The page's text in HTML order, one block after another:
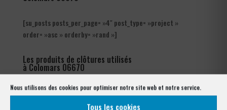
Nous utilisons des cookies pour optimiser notre site web et notre service.
Tous les cookies
[su_posts posts_per_page= »4″ post_type= »project »
order= »asc » orderby= »rand »]
Les produits de clôtures utilisés
à Colomars 06670